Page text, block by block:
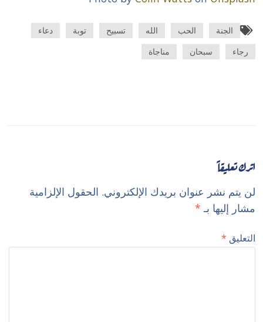
الجنة الحب الله تسبيح توبة دعاء
رجاء سبحان مناجاة
اترك تعليقاً
لن يتم نشر عنوان بريدك الإلكتروني. الحقول الإلزامية
مشار إليها بـ *
التعليق *